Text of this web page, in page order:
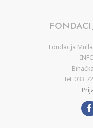
Fondacija
Tel. 033